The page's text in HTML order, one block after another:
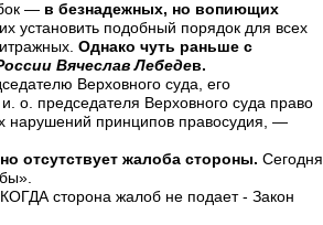
— в безнадежных, но вопиющих
установить подобный порядок для всех
Однако чуть раньше с
Вячеслав Лебедев.
Верховного суда, его
о. председателя Верховного суда право
нарушений принципов правосудия, —
отсутствует жалоба стороны. Сегодня
сторона жалоб не подает - Закон